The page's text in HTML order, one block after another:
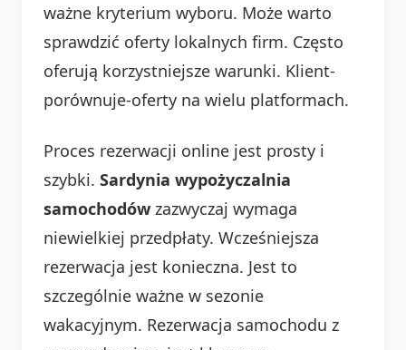
ważne kryterium wyboru. Może warto
sprawdzić oferty lokalnych firm. Często
oferują korzystniejsze warunki. Klient-
porównuje-oferty na wielu platformach.
Proces rezerwacji online jest prosty i
szybki. Sardynia wypożyczalnia
samochodów zazwyczaj wymaga
niewielkiej przedpłaty. Wcześniejsza
rezerwacja jest konieczna. Jest to
szczególnie ważne w sezonie
wakacyjnym. Rezerwacja samochodu z